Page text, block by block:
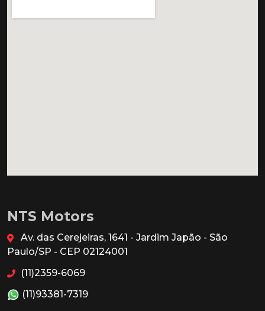
NTS Motors
Av. das Cerejeiras, 1641 - Jardim Japão - São
Paulo/SP - CEP 02124001
(11)2359-6069
(11)93381-7319